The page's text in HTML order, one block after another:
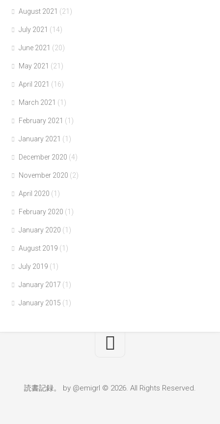
August 2021 (21)
July 2021 (14)
June 2021 (20)
May 2021 (21)
April 2021 (16)
March 2021 (1)
February 2021 (1)
January 2021 (1)
December 2020 (4)
November 2020 (2)
April 2020 (1)
February 2020 (1)
January 2020 (1)
August 2019 (1)
July 2019 (1)
January 2017 (1)
January 2015 (1)
読書記録。 by @emigrl © 2026. All Rights Reserved.